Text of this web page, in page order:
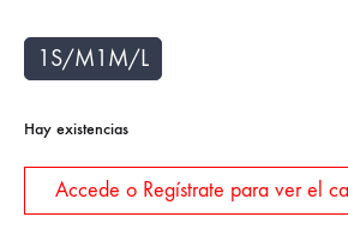
1S/M1M/L
Hay existencias
Accede o Regístrate para ver el